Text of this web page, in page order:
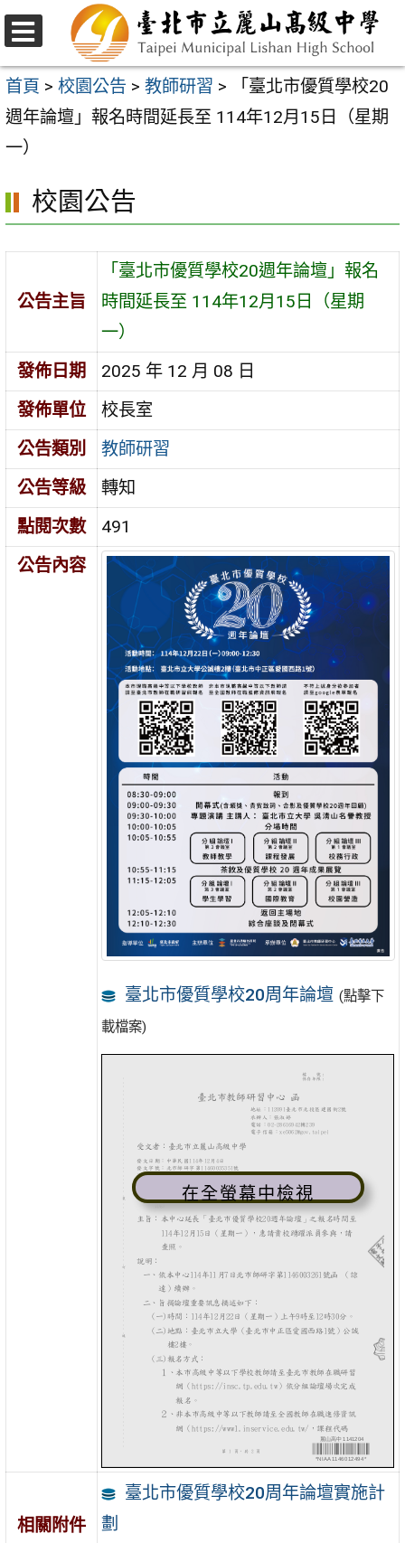
跳
至
主
要
區
選
單
首頁 > 校園公告 > 教師研習 >
「臺北市優質學校20
週年論壇」報名時間延長至 114年12月15日（星期
一）
校園公告
公告主旨
「臺北市優質學校20週年論壇」報名
時間延長至 114年12月15日（星期
一）
發佈日期
2025 年 12 月 08 日
發佈單位
校長室
公告類別
教師研習
公告等級
轉知
點閱次數
491
公告內容
臺北市優質學校20周年論壇 (點擊下
載檔案)
在全螢幕中檢視
相關附件
臺北市優質學校20周年論壇實施計
劃